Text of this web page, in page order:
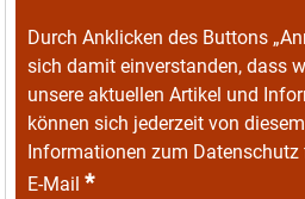
Durch Anklicken des Buttons
sich damit einverstanden, dass
unsere aktuellen Artikel und
können sich jederzeit von
Informationen zum Datenschutz
E-Mail *